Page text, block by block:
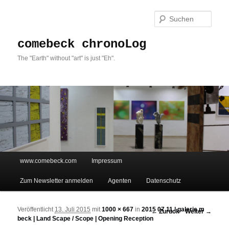
comebeck chronoLog
The "Earth" without "art" is just "Eh".
Zum Inhalt wechseln
Zum sekundären Inhalt wechseln
www.comebeck.com Impressum
Zum Newsletter anmelden Agenten Datenschutz
Bilder-Navigation
← Zurück Weiter →
Veröffentlicht 13. Juli 2015 mit1000 × 667 in2015 07 11 | galerie m
beck | Land Scape / Scope | Opening Reception